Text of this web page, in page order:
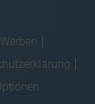
Werben